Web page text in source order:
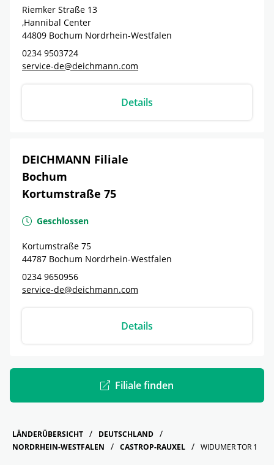
Riemker Straße 13
,Hannibal Center
44809 Bochum Nordrhein-Westfalen
0234 9503724
service-de@deichmann.com
Details
DEICHMANN Filiale
Bochum
Kortumstraße 75
Geschlossen
Kortumstraße 75
44787 Bochum Nordrhein-Westfalen
0234 9650956
service-de@deichmann.com
Details
Filiale finden
LÄNDERÜBERSICHT
DEUTSCHLAND
NORDRHEIN-WESTFALEN
CASTROP-RAUXEL WIDUMER TOR 1